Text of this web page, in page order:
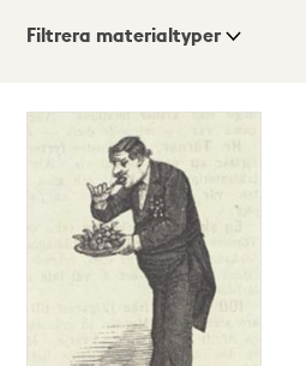
Visningsläge
Filtrera materialtyper